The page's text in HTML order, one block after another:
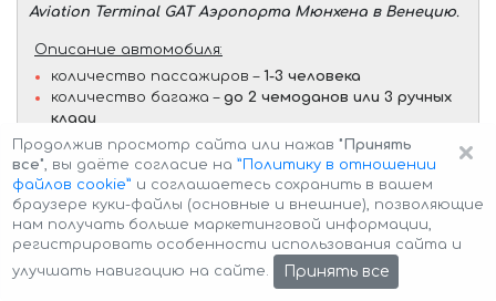
Aviation Terminal GAT Аэропорта Мюнхена в Венецию.
Описание автомобиля:
количество пассажиров – 1-3 человека
количество багажа – до 2 чемоданов или 3 ручных
клади
Условия трансфера:
бесплатное ожидание (после оговоренного
времени) –до 45 минут
дополнительный час ожидания (время считается
за целый час после окончания бесплатного
ожидания) –Цена по запросу
×
Продолжив просмотр сайта или нажав "Принять
все", вы даёте согласие на ”Политику в отношении
файлов cookie” и соглашаетесь сохранить в вашем
браузере куки-файлы (основные и внешние), позволяющие
нам получать больше маркетинговой информации,
регистрировать особенности использования сайта и
улучшать навигацию на сайте.
Принять все